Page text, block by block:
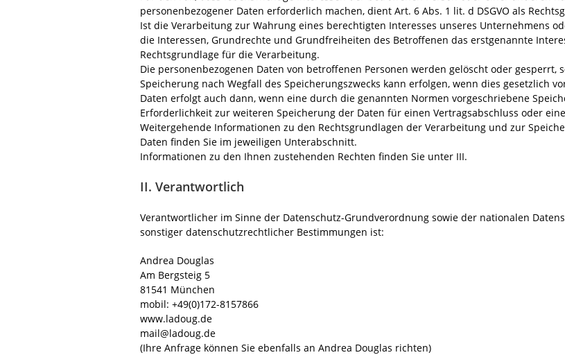
personenbezogener Daten erforderlich machen, dient Art. 6 Abs. 1 lit. d DSGVO als
Ist die Verarbeitung zur Wahrung eines berechtigten Interesses unseres Unternehmens
die Interessen, Grundrechte und Grundfreiheiten des Betroffenen das erstgenannte
Rechtsgrundlage für die Verarbeitung.
Die personenbezogenen Daten von betroffenen Personen werden gelöscht oder gesperrt,
Speicherung nach Wegfall des Speicherungszwecks kann erfolgen, wenn dies gesetzlich
Daten erfolgt auch dann, wenn eine durch die genannten Normen vorgeschriebene
Erforderlichkeit zur weiteren Speicherung der Daten für einen Vertragsabschluss oder
Weitergehende Informationen zu den Rechtsgrundlagen der Verarbeitung und zur
Daten finden Sie im jeweiligen Unterabschnitt.
Informationen zu den Ihnen zustehenden Rechten finden Sie unter III.
II. Verantwortlich
Verantwortlicher im Sinne der Datenschutz-Grundverordnung sowie der nationalen
sonstiger datenschutzrechtlicher Bestimmungen ist:
Andrea Douglas
Am Bergsteig 5
81541 München
mobil: +49(0)172-8157866
www.ladoug.de
mail@ladoug.de
(Ihre Anfrage können Sie ebenfalls an Andrea Douglas richten)